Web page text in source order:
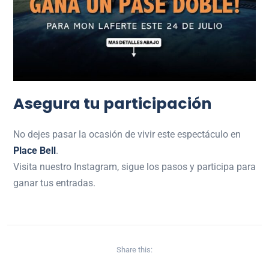
Asegura tu participación
No dejes pasar la ocasión de vivir este espectáculo en
Place Bell.
Visita nuestro Instagram, sigue los pasos y participa para
ganar tus entradas.
Share this: